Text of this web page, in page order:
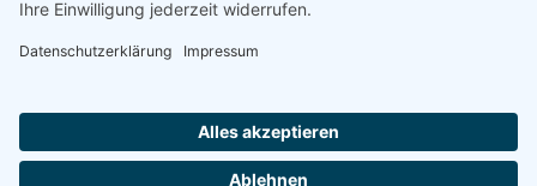
Unser Newsletter für Unterstützer